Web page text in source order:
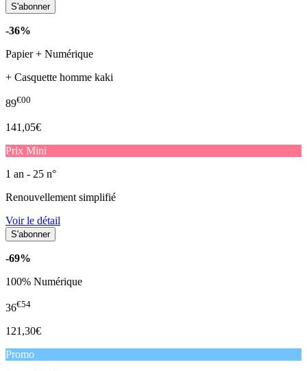
-36%
Papier + Numérique
+ Casquette homme kaki
89€00
141,05€
Prix Mini
1 an - 25 n°
Renouvellement simplifié
Voir le détail
-69%
100% Numérique
36€54
121,30€
Promo